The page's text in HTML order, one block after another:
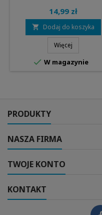
14,99 zł
 Dodaj do koszyka
Więcej
 W magazynie
PRODUKTY
NASZA FIRMA
TWOJE KONTO
KONTAKT